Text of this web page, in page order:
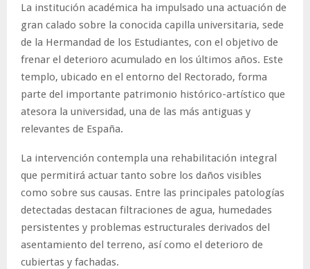
La institución académica ha impulsado una actuación de
gran calado sobre la conocida capilla universitaria, sede
de la Hermandad de los Estudiantes, con el objetivo de
frenar el deterioro acumulado en los últimos años. Este
templo, ubicado en el entorno del Rectorado, forma
parte del importante patrimonio histórico-artístico que
atesora la universidad, una de las más antiguas y
relevantes de España.
La intervención contempla una rehabilitación integral
que permitirá actuar tanto sobre los daños visibles
como sobre sus causas. Entre las principales patologías
detectadas destacan filtraciones de agua, humedades
persistentes y problemas estructurales derivados del
asentamiento del terreno, así como el deterioro de
cubiertas y fachadas.